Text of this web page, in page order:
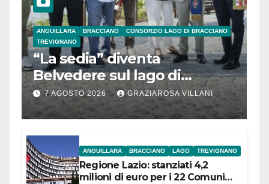
ANGUILLARA BRACCIANO
CONSORZIO LAGO DI BRACCIANO
TREVIGNANO
“La sedia” diventa
Belvedere sul lago di
Bracciano: ieri
l’inaugurazione
7 AGOSTO 2026 GRAZIAROSA VILLANI
ANGUILLARA BRACCIANO LAGO TREVIGNANO
Regione Lazio: stanziati 4,2
milioni di euro per i 22 Comuni